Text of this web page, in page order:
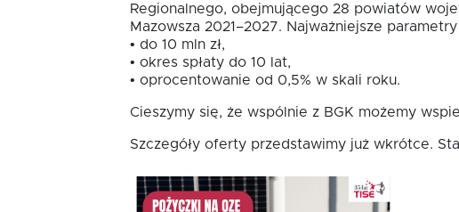
Dlaczego TISE?
Pożyczka rozwojowa
TISE – NOWOŚĆ!
Oferta dla MSP
Regionalnego, obejmującego 28 powiatów
Mazowsza 2021–2027. Najważniejsze
• do 10 mln zł,
• okres spłaty do 10 lat,
• oprocentowanie od 0,5% w skali roku.
Cieszymy się, że wspólnie z BGK możemy
Szczegóły oferty przedstawimy już wkrótce.